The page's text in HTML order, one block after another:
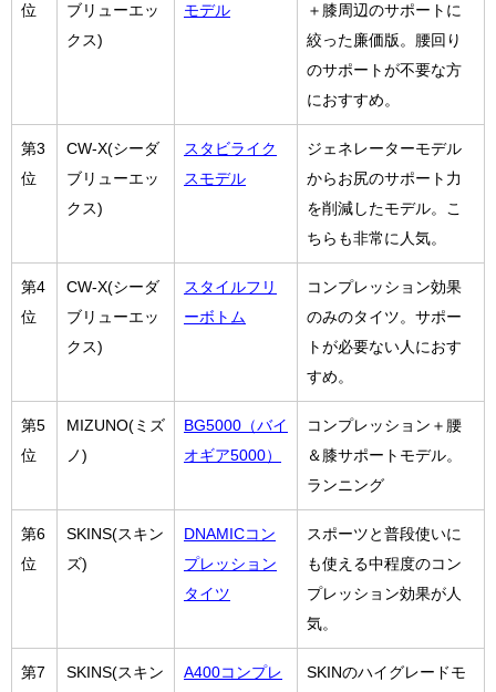
位
ブリューエッ
クス)
モデル
＋膝周辺のサポートに
絞った廉価版。腰回り
のサポートが不要な方
におすすめ。
第3
位
CW-X(シーダ
ブリューエッ
クス)
スタビライク
スモデル
ジェネレーターモデル
からお尻のサポート力
を削減したモデル。こ
ちらも非常に人気。
第4
位
CW-X(シーダ
ブリューエッ
クス)
スタイルフリ
ーボトム
コンプレッション効果
のみのタイツ。サポー
トが必要ない人におす
すめ。
第5
位
MIZUNO(ミズ
ノ)
BG5000（バイ
オギア5000）
コンプレッション＋腰
＆膝サポートモデル。
ランニング
第6
位
SKINS(スキン
ズ)
DNAMICコン
プレッション
タイツ
スポーツと普段使いに
も使える中程度のコン
プレッション効果が人
気。
第7
SKINS(スキン
A400コンプレ
SKINのハイグレードモ